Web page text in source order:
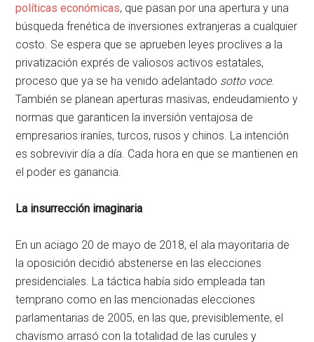
políticas económicas, que pasan por una apertura y una
búsqueda frenética de inversiones extranjeras a cualquier
costo. Se espera que se aprueben leyes proclives a la
privatización exprés de valiosos activos estatales,
proceso que ya se ha venido adelantado sotto voce.
También se planean aperturas masivas, endeudamiento y
normas que garanticen la inversión ventajosa de
empresarios iraníes, turcos, rusos y chinos. La intención
es sobrevivir día a día. Cada hora en que se mantienen en
el poder es ganancia.
La insurrección imaginaria
En un aciago 20 de mayo de 2018, el ala mayoritaria de
la oposición decidió abstenerse en las elecciones
presidenciales. La táctica había sido empleada tan
temprano como en las mencionadas elecciones
parlamentarias de 2005, en las que, previsiblemente, el
chavismo arrasó con la totalidad de las curules y